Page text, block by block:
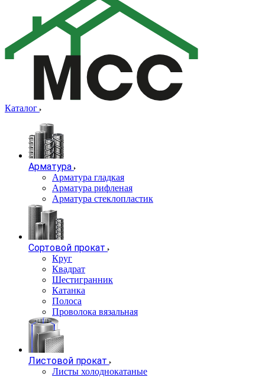
Каталог
Арматура
Арматура гладкая
Арматура рифленая
Арматура стеклопластик
Сортовой прокат
Круг
Квадрат
Шестигранник
Катанка
Полоса
Проволока вязальная
Листовой прокат
Листы холоднокатаные